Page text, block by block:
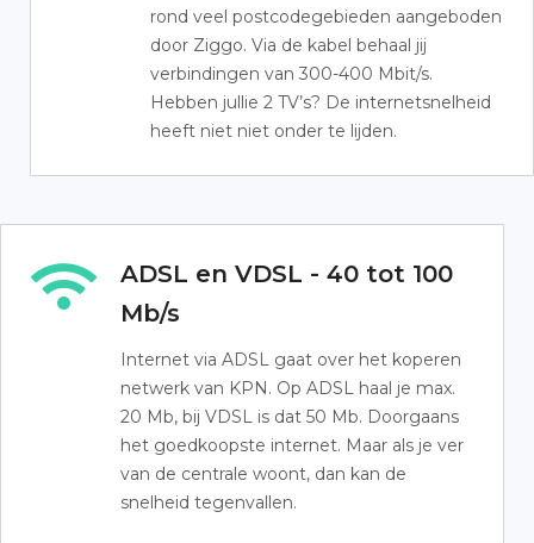
rond veel postcodegebieden aangeboden
door Ziggo. Via de kabel behaal jij
verbindingen van 300-400 Mbit/s.
Hebben jullie 2 TV’s? De internetsnelheid
heeft niet niet onder te lijden.
ADSL en VDSL - 40 tot 100
Mb/s
Internet via ADSL gaat over het koperen
netwerk van KPN. Op ADSL haal je max.
20 Mb, bij VDSL is dat 50 Mb. Doorgaans
het goedkoopste internet. Maar als je ver
van de centrale woont, dan kan de
snelheid tegenvallen.